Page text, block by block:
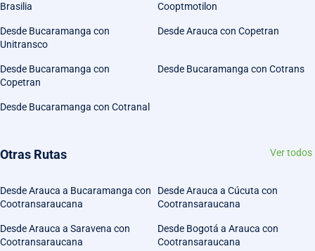
Brasilia
Cooptmotilon
Desde Bucaramanga con
Unitransco
Desde Arauca con Copetran
Desde Bucaramanga con
Copetran
Desde Bucaramanga con Cotrans
Desde Bucaramanga con Cotranal
Otras Rutas Ver todos
Desde Arauca a Bucaramanga con
Cootransaraucana
Desde Arauca a Cúcuta con
Cootransaraucana
Desde Arauca a Saravena con
Cootransaraucana
Desde Bogotá a Arauca con
Cootransaraucana